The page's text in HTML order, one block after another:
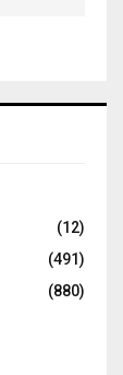
(12)
(491)
(880)